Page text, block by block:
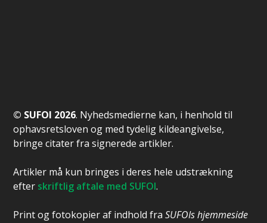
© SUFOI 2026. Nyhedsmedierne kan, i henhold til
ophavsretsloven og med tydelig kildeangivelse,
bringe citater fra signerede artikler.
Artikler må kun bringes i deres hele udstrækning
efter skriftlig aftale med SUFOI.
Print og fotokopier af indhold fraSUFOIs hjemmeside